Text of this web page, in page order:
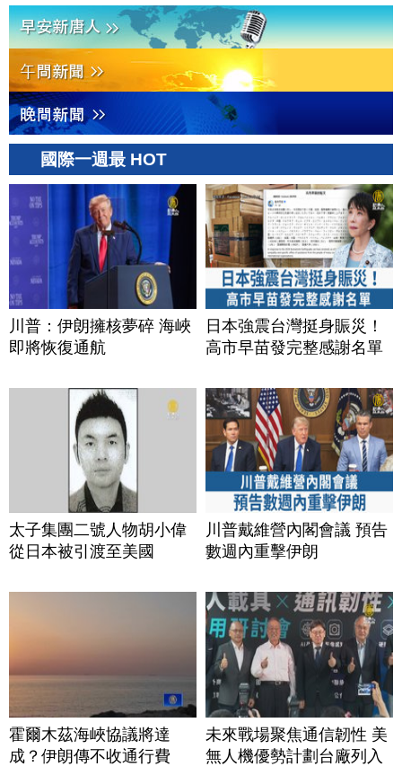
國際一週最 HOT
川普：伊朗擁核夢碎 海峽
即將恢復通航
日本強震台灣挺身賑災！
高市早苗發完整感謝名單
太子集團二號人物胡小偉
從日本被引渡至美國
川普戴維營內閣會議 預告
數週內重擊伊朗
霍爾木茲海峽協議將達
成？伊朗傳不收通行費
未來戰場聚焦通信韌性 美
無人機優勢計劃台廠列入